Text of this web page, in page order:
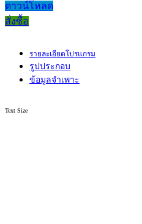
ดาวน์โหลด
สั่งซื้อ
รายละเอียดโปรแกรม
รูปประกอบ
ข้อมูลจำเพาะ
Text Size